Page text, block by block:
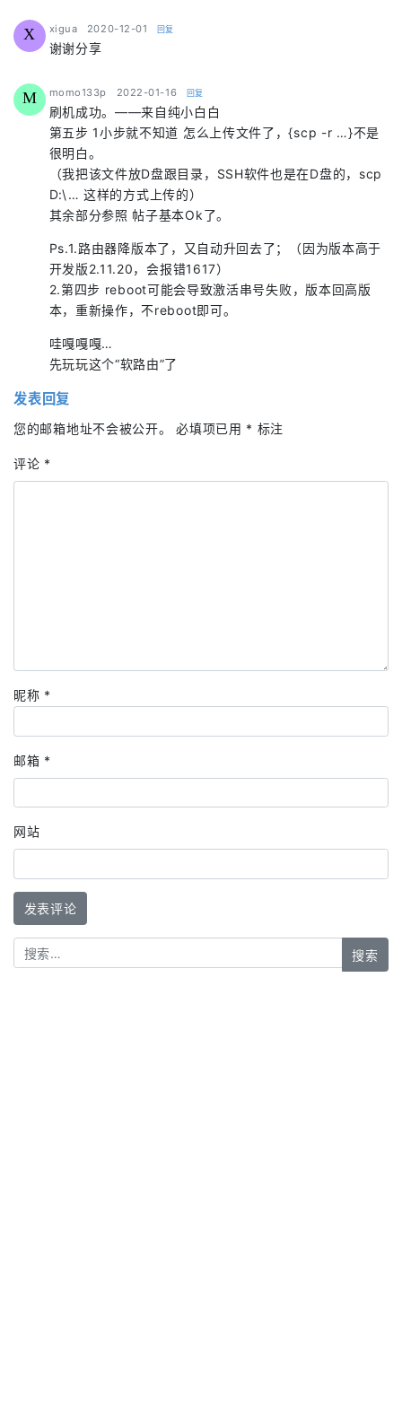
X xigua says:
2020-12-01 回复
谢谢分享
M momo133p says:
2022-01-16 回复
刷机成功。——来自纯小白白
第五步 1小步就不知道 怎么上传文件了，{scp -r …}不是
很明白。
（我把该文件放D盘跟目录，SSH软件也是在D盘的，scp
D:\… 这样的方式上传的）
其余部分参照 帖子基本Ok了。
Ps.1.路由器降版本了，又自动升回去了；（因为版本高于
开发版2.11.20，会报错1617）
2.第四步 reboot可能会导致激活串号失败，版本回高版
本，重新操作，不reboot即可。
哇嘎嘎嘎…
先玩玩这个“软路由”了
发表回复
您的邮箱地址不会被公开。 必填项已用 * 标注
评论 *
昵称 *
邮箱 *
网站